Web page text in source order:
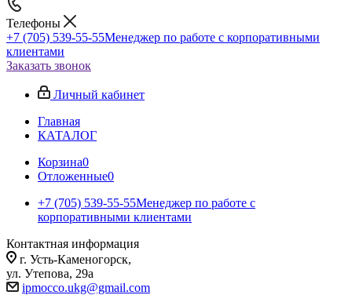
Телефоны
+7 (705) 539-55-55Менеджер по работе с корпоративными
клиентами
Заказать звонок
Личный кабинет
Главная
КАТАЛОГ
Корзина0
Отложенные0
+7 (705) 539-55-55Менеджер по работе с
корпоративными клиентами
Контактная информация
г. Усть-Каменогорск,
ул. Утепова, 29а
ipmocco.ukg@gmail.com